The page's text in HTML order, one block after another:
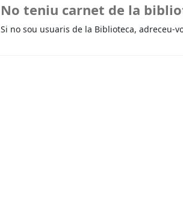
No teniu carnet de la
Si no sou usuaris de la Biblioteca, adreceu-